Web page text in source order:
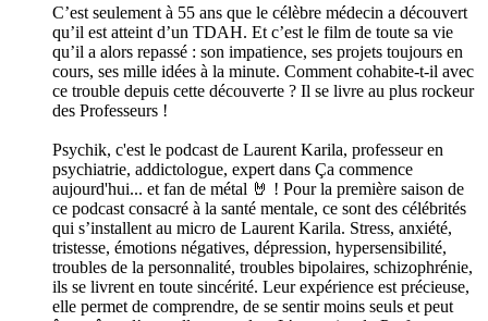
C’est seulement à 55 ans que le célèbre médecin a découvert
qu’il est atteint d’un TDAH. Et c’est le film de toute sa vie
qu’il a alors repassé : son impatience, ses projets toujours en
cours, ses mille idées à la minute. Comment cohabite-t-il avec
ce trouble depuis cette découverte ? Il se livre au plus rockeur
des Professeurs !
Psychik, c'est le podcast de Laurent Karila, professeur en
psychiatrie, addictologue, expert dans Ça commence
aujourd'hui... et fan de métal 🤘 ! Pour la première saison de
ce podcast consacré à la santé mentale, ce sont des célébrités
qui s’installent au micro de Laurent Karila. Stress, anxiété,
tristesse, émotions négatives, dépression, hypersensibilité,
troubles de la personnalité, troubles bipolaires, schizophrénie,
ils se livrent en toute sincérité. Leur expérience est précieuse,
elle permet de comprendre, de se sentir moins seuls et peut